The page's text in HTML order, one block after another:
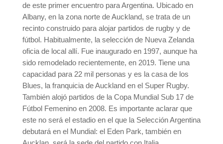
de este primer encuentro para Argentina. Ubicado en
Albany, en la zona norte de Auckland, se trata de un
recinto construido para alojar partidos de rugby y de
fútbol. Habitualmente, la selección de Nueva Zelanda
oficia de local allí. Fue inaugurado en 1997, aunque ha
sido remodelado recientemente, en 2019. Tiene una
capacidad para 22 mil personas y es la casa de los
Blues, la franquicia de Auckland en el Super Rugby.
También alojó partidos de la Copa Mundial Sub 17 de
Fútbol Femenino en 2008. Es importante aclarar que
este no será el estadio en el que la Selección Argentina
debutará en el Mundial: el Eden Park, también en